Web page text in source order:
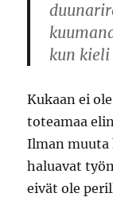
kun kieli
Kukaan ei
toteamaa
Ilman
haluavat
eivät ole